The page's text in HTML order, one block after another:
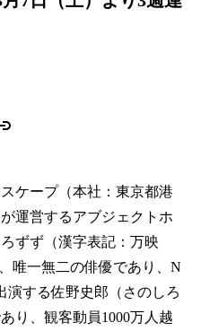
ケープ（本社：東京都港
運営するアブジェクトホ
ずず（漢字表記：万映
唯一無二の俳優であり、N
する佐野史郎（さのしろ
り、観客動員1000万人越